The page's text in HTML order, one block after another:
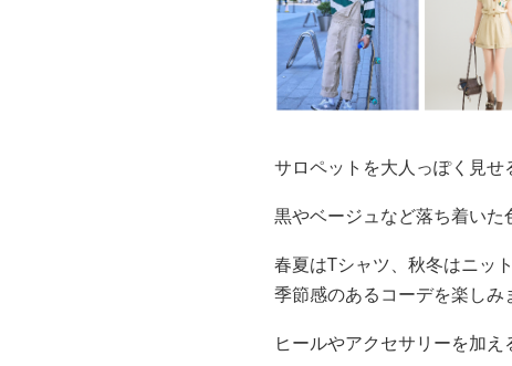
サロペットを大人っぽく見せ
黒やベージュなど落ち着いた
春夏はTシャツ、秋冬はニッ
季節感のあるコーデを楽しみ
ヒールやアクセサリーを加え